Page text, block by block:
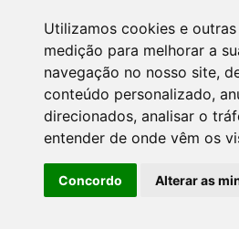
Utilizamos cookies e
medição para melhorar a
navegação no nosso site,
conteúdo personalizado,
direcionados, analisar o
entender de onde vêm os
Concordo Alterar as
CNC - Centro Nacional de Cultura 2026 ©